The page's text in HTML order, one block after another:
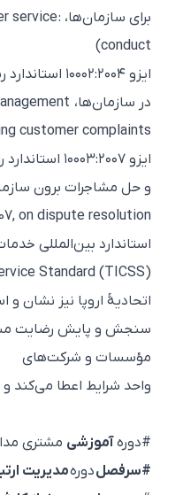
برای سازمان‌ها، :service
conduct
)
ایزو ۱۰۰۰۲:۲۰۰۴
در سازمان‌ها،management
customer complaints
ایزو ۱۰۰۰۳:۲۰۰۷
و حل مشاجرات برون سازمانی
on dispute resolution
استاندارد بین‌المللی خدمات
Service Standard (TICSS)
اتحادیهٔ اروپا نیز نشان و
مؤسسات و شرکت‌های
واحد شرایط اعطا می‌کند و …..
#دورهآموزشیمشتری مداری
#سرفصلدورهمدیریت ارتباط